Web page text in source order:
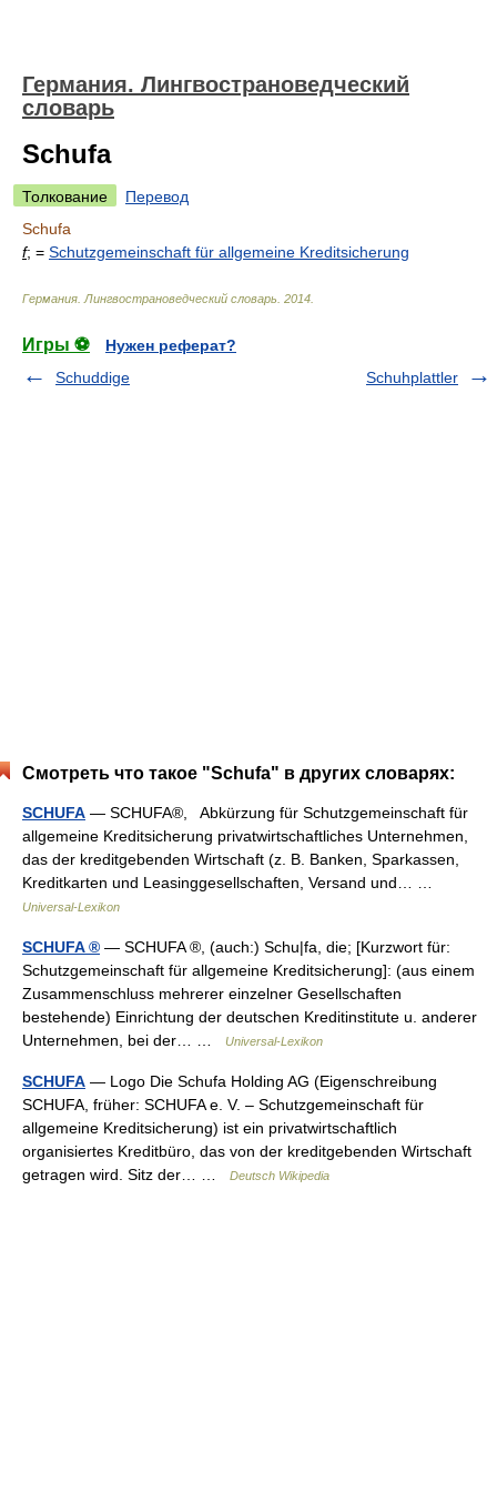
Германия. Лингвострановедческий
словарь
Schufa
Толкование
Перевод
Schufa
f; = Schutzgemeinschaft für allgemeine Kreditsicherung
Германия. Лингвострановедческий словарь 2014
Игры ⚽
Нужен реферат?
Schuddige
Schuhplattler
Смотреть что такое "Schufa" в других словарях:
SCHUFA — SCHUFA®, Abkürzung für Schutzgemeinschaft für
allgemeine Kreditsicherung privatwirtschaftliches Unternehmen,
das der kreditgebenden Wirtschaft (z. B. Banken, Sparkassen,
Kreditkarten und Leasinggesellschaften, Versand und… …
Universal-Lexikon
SCHUFA ® — SCHUFA ®, (auch:) Schu|fa, die; [Kurzwort für:
Schutzgemeinschaft für allgemeine Kreditsicherung]: (aus einem
Zusammenschluss mehrerer einzelner Gesellschaften
bestehende) Einrichtung der deutschen Kreditinstitute u. anderer
Unternehmen, bei der… …
Universal-Lexikon
SCHUFA — Logo Die Schufa Holding AG (Eigenschreibung
SCHUFA, früher: SCHUFA e. V. – Schutzgemeinschaft für
allgemeine Kreditsicherung) ist ein privatwirtschaftlich
organisiertes Kreditbüro, das von der kreditgebenden Wirtschaft
getragen wird. Sitz der… …
Deutsch Wikipedia